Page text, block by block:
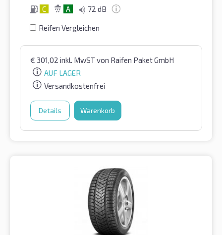
C A 72 dB
Reifen Vergleichen
€ 301,02 inkl. MwSTvon Raifen Paket GmbH
AUF LAGER
Versandkostenfrei
Details Warenkorb